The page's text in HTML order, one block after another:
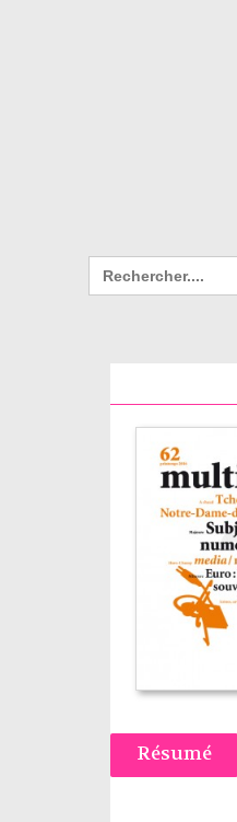
Search
for:
Résumé